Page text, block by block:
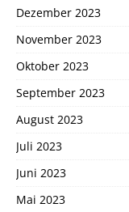
Dezember 2023
November 2023
Oktober 2023
September 2023
August 2023
Juli 2023
Juni 2023
Mai 2023